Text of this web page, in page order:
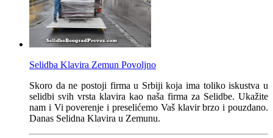
Selidba Klavira Zemun Povoljno
Skoro da ne postoji firma u Srbiji koja ima toliko iskustva u
selidbi svih vrsta klavira kao naša firma za Selidbe. Ukažite
nam i Vi poverenje i preselićemo Vaš klavir brzo i pouzdano.
Danas Selidna Klavira u Zemunu.